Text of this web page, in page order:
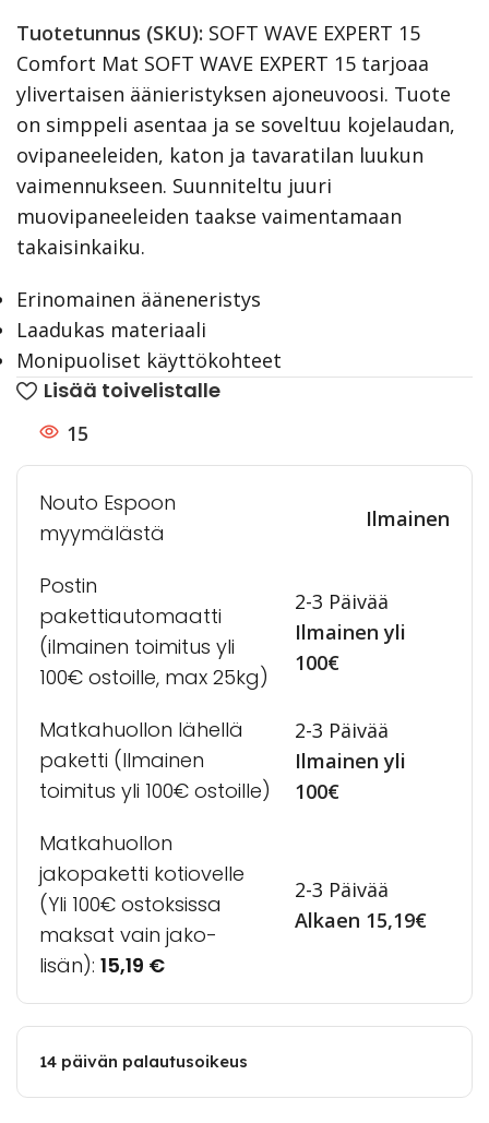
Tuotetunnus (SKU): SOFT WAVE EXPERT 15
Comfort Mat SOFT WAVE EXPERT 15 tarjoaa
ylivertaisen äänieristyksen ajoneuvoosi. Tuote
on simppeli asentaa ja se soveltuu kojelaudan,
ovipaneeleiden, katon ja tavaratilan luukun
vaimennukseen. Suunniteltu juuri
muovipaneeleiden taakse vaimentamaan
takaisinkaiku.
Erinomainen ääneneristys
Laadukas materiaali
Monipuoliset käyttökohteet
Lisää toivelistalle
15
Nouto Espoon
myymälästä
Ilmainen
Postin
pakettiautomaatti
(ilmainen toimitus yli
100€ ostoille, max 25kg)
2-3 Päivää
Ilmainen yli
100€
Matkahuollon lähellä
paketti (Ilmainen
toimitus yli 100€ ostoille)
2-3 Päivää
Ilmainen yli
100€
Matkahuollon
jakopaketti kotiovelle
(Yli 100€ ostoksissa
maksat vain jako-
lisän): 15,19 €
2-3 Päivää
Alkaen 15,19€
14 päivän palautusoikeus